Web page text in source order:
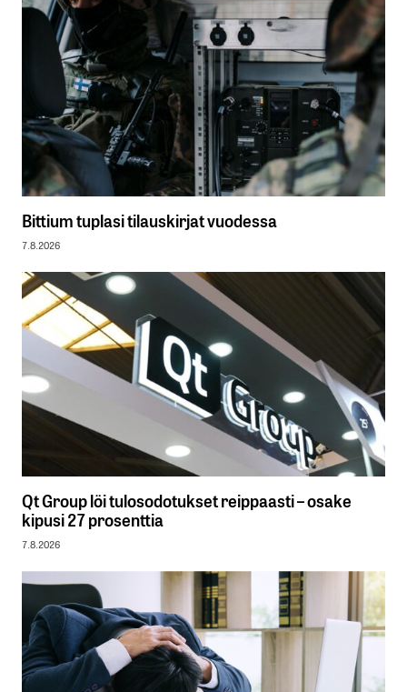
Bittium tuplasi tilauskirjat vuodessa
7.8.2026
Qt Group löi tulosodotukset reippaasti – osake
kipusi 27 prosenttia
7.8.2026